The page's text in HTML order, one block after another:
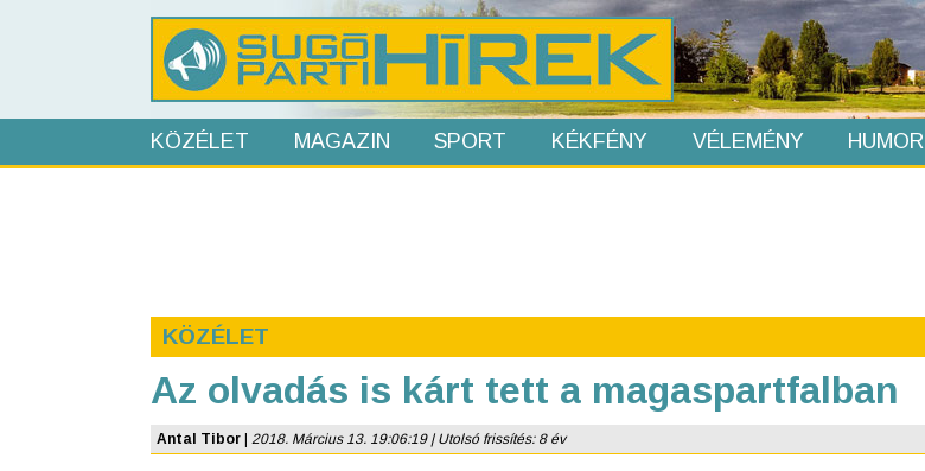
KÖZÉLET MAGAZIN SPORT KÉKFÉNY VÉLEMÉNY HUMOR
KÖZÉLET
Az olvadás is kárt tett a magaspartfalban
Antal Tibor 2018. Március 13. 19:06:19 | Utolsó frissítés: 8 év